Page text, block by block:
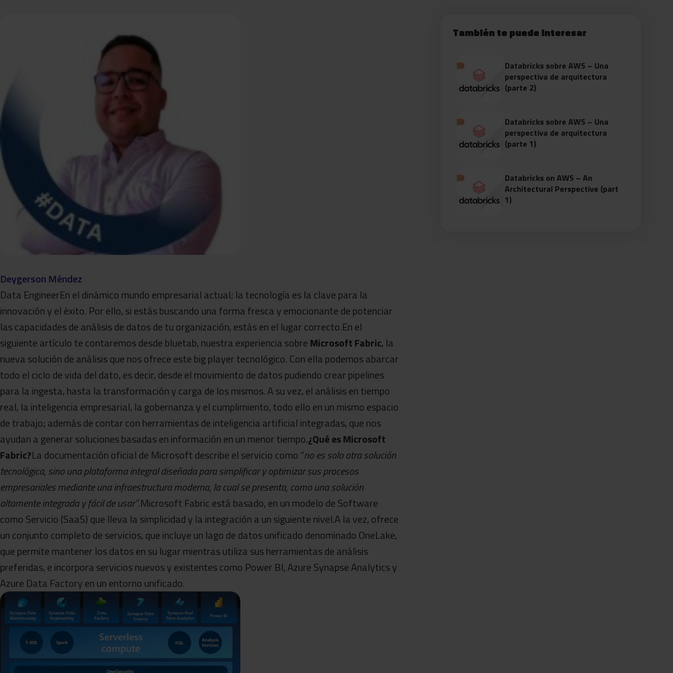
Deygerson Méndez
Data EngineerEn el dinámico mundo empresarial actual; la tecnología es la clave para la
innovación y el éxito. Por ello, si estás buscando una forma fresca y emocionante de potenciar
las capacidades de análisis de datos de tu organización, estás en el lugar correcto.En el
siguiente artículo te contaremos desde bluetab, nuestra experiencia sobreMicrosoft Fabric, la
nueva solución de análisis que nos ofrece este big player tecnológico. Con ella podemos abarcar
todo el ciclo de vida del dato, es decir, desde el movimiento de datos pudiendo crear pipelines
para la ingesta, hasta la transformación y carga de los mismos. A su vez, el análisis en tiempo
real, la inteligencia empresarial, la gobernanza y el cumplimiento, todo ello en un mismo espacio
de trabajo; además de contar con herramientas de inteligencia artificial integradas, que nos
ayudan a generar soluciones basadas en información en un menor tiempo.¿Qué es Microsoft
Fabric?La documentación oficial de Microsoft describe el servicio como “no es solo otra solución
tecnológica, sino una plataforma integral diseñada para simplificar y optimizar sus procesos
empresariales mediante una infraestructura moderna, la cual se presenta, como una solución
altamente integrada y fácil de usar”.Microsoft Fabric está basado, en un modelo de Software
como Servicio (SaaS) que lleva la simplicidad y la integración a un siguiente nivel.A la vez, ofrece
un conjunto completo de servicios, que incluye un lago de datos unificado denominado OneLake,
que permite mantener los datos en su lugar mientras utiliza sus herramientas de análisis
preferidas, e incorpora servicios nuevos y existentes como Power BI, Azure Synapse Analytics y
Azure Data Factory en un entorno unificado.
También te puede interesar
Databricks sobre AWS – Una
perspectiva de arquitectura
(parte 2)
Databricks sobre AWS – Una
perspectiva de arquitectura
(parte 1)
Databricks on AWS – An
Architectural Perspective (part
1)